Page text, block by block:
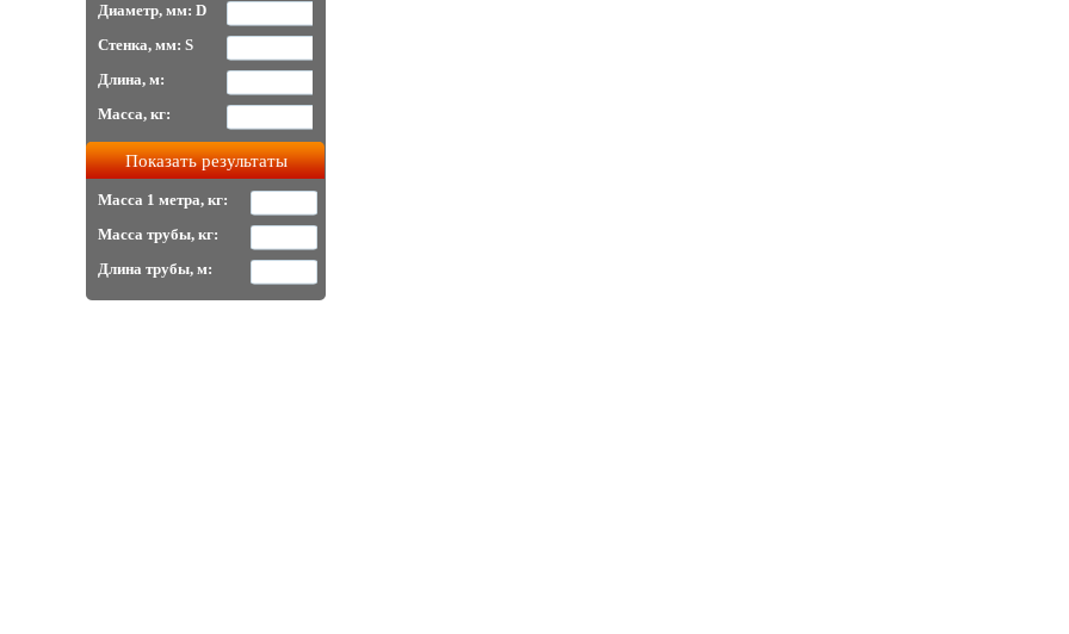
Диаметр, мм: D
Стенка, мм: S
Длина, м:
Масса, кг:
Масса 1 метра, кг:
Масса трубы, кг:
Длина трубы, м: